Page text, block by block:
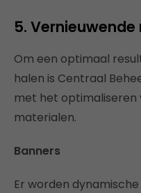
5.
Om een optimaal
halen is Centraal
met het optimaliseren
materialen.
Banners
Er worden